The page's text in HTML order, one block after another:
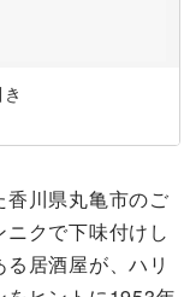
川県丸亀市のご
クで下味付けし
居酒屋が、ハリ